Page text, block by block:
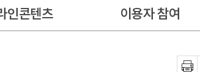
IPTV(KT,
인콘텐츠 이용자 참여